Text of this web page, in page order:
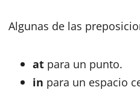
Algunas de las
at para un punto.
in para un espacio